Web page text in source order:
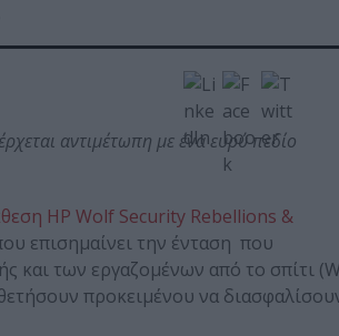
αντιμέτωπη με ένα ευρύ πεδίο
HP Wolf Security Rebellions &
επισημαίνει την ένταση που
και των εργαζομένων από το σπίτι
προκειμένου να